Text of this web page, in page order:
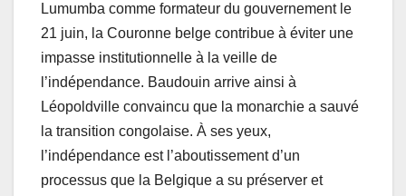
Lumumba comme formateur du gouvernement le
21 juin, la Couronne belge contribue à éviter une
impasse institutionnelle à la veille de
l’indépendance. Baudouin arrive ainsi à
Léopoldville convaincu que la monarchie a sauvé
la transition congolaise. À ses yeux,
l’indépendance est l’aboutissement d’un
processus que la Belgique a su préserver et